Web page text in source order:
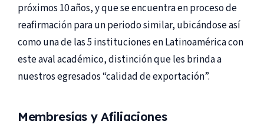
próximos 10 años, y que se encuentra en proceso de
reafirmación para un periodo similar, ubicándose así
como una de las 5 instituciones en Latinoamérica con
este aval académico, distinción que les brinda a
nuestros egresados “calidad de exportación”.
Membresías y Afiliaciones